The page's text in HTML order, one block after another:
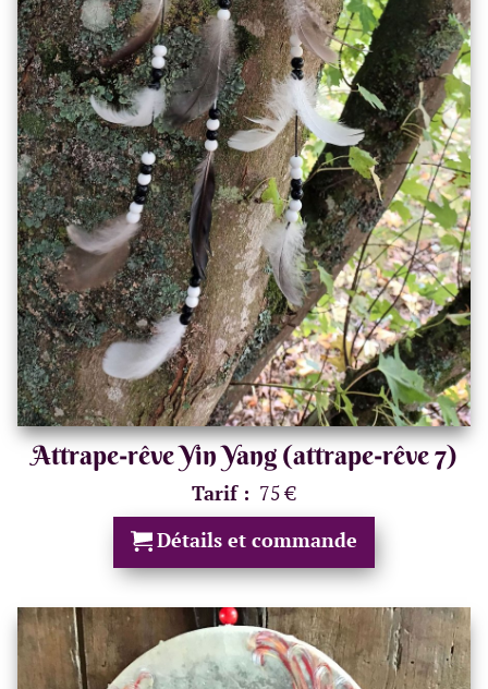
Attrape-rêve Yin Yang (attrape-rêve 7)
Tarif : 75 €
Détails et commande